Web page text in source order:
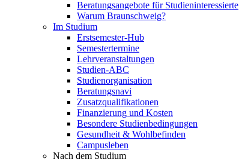
Beratungsangebote für Studieninteressierte
Warum Braunschweig?
Im Studium
Erstsemester-Hub
Semestertermine
Lehrveranstaltungen
Studien-ABC
Studienorganisation
Beratungsnavi
Zusatzqualifikationen
Finanzierung und Kosten
Besondere Studienbedingungen
Gesundheit & Wohlbefinden
Campusleben
Nach dem Studium